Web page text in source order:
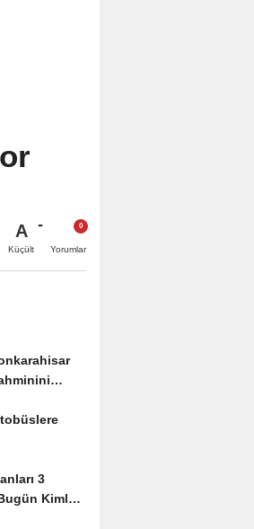
A
Küçült Yorumlar
3
Kimler